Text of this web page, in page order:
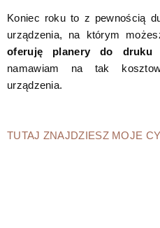
Koniec roku to z pewnością
urządzenia, na którym
oferuję planery do druku
namawiam na tak
urządzenia.
TUTAJ ZNAJDZIESZ MOJE